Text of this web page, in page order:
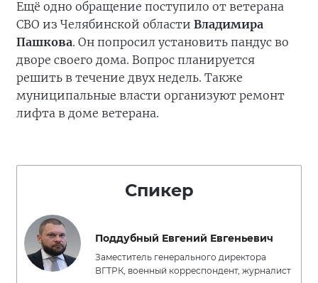
Ещё одно обращение поступило от ветерана
СВО из Челябинской области Владимира
Пашкова. Он попросил установить пандус во
дворе своего дома. Вопрос планируется
решить в течение двух недель. Также
муниципальные власти организуют ремонт
лифта в доме ветерана.
Спикер
Поддубный Евгений Евгеньевич
Заместитель генерального директора
ВГТРК, военный корреспондент, журналист